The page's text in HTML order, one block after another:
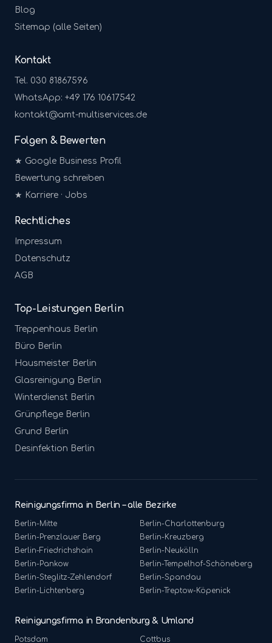
Blog
Sitemap (alle Seiten)
Kontakt
Tel. 030 81867596
WhatsApp: +49 176 10617542
kontakt@amt-multiservices.de
Folgen & Bewerten
★ Google Business Profil
Bewertung schreiben
★ Karriere · Jobs
Rechtliches
Impressum
Datenschutz
AGB
Top-Leistungen Berlin
Treppenhaus Berlin
Büro Berlin
Hausmeister Berlin
Glasreinigung Berlin
Winterdienst Berlin
Grünpflege Berlin
Grund Berlin
Desinfektion Berlin
Reinigungsfirma in Berlin – alle Bezirke
Berlin-Mitte Berlin-Charlottenburg
Berlin-Prenzlauer Berg Berlin-Kreuzberg
Berlin-Friedrichshain Berlin-Neukölln
Berlin-Pankow Berlin- Tempelhof-Schöneberg
Berlin-Steglitz-Zehlendorf Berlin-Spandau
Berlin- Lichtenberg Berlin- Treptow-Köpenick
Reinigungsfirma in Brandenburg & Umland
Potsdam
Cottbus